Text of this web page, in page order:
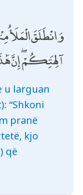
وَانْطَلَقَ الْمَلَأُ
آلِهَتِكُمْ ۖ إِنَّ
u larguan
“Shkoni
pranë
kjo
që